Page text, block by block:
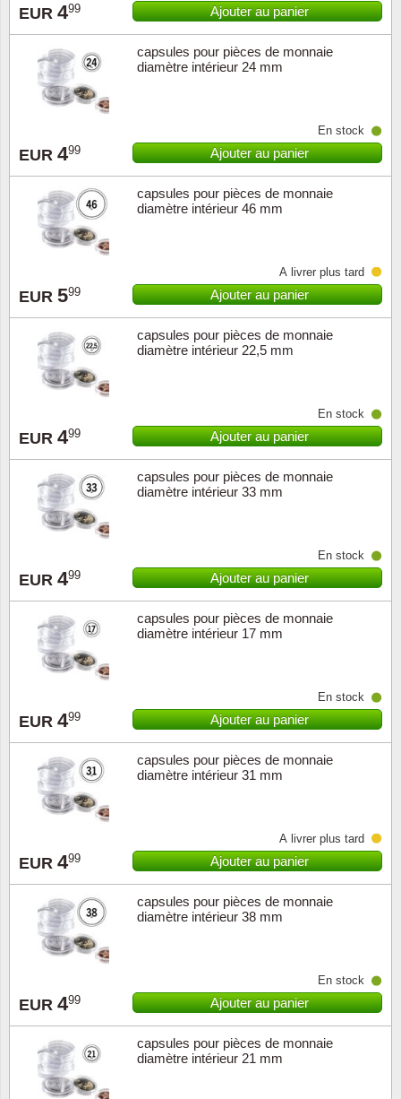
EUR 499 Ajouter au panier
capsules pour pièces de monnaie
diamètre intérieur 24 mm
EUR 499
En stock
Ajouter au panier
capsules pour pièces de monnaie
diamètre intérieur 46 mm
EUR 599
À livrer plus tard
Ajouter au panier
capsules pour pièces de monnaie
diamètre intérieur 22,5 mm
EUR 499
En stock
Ajouter au panier
capsules pour pièces de monnaie
diamètre intérieur 33 mm
EUR 499
En stock
Ajouter au panier
capsules pour pièces de monnaie
diamètre intérieur 17 mm
EUR 499
En stock
Ajouter au panier
capsules pour pièces de monnaie
diamètre intérieur 31 mm
EUR 499
À livrer plus tard
Ajouter au panier
capsules pour pièces de monnaie
diamètre intérieur 38 mm
EUR 499
En stock
Ajouter au panier
capsules pour pièces de monnaie
diamètre intérieur 21 mm